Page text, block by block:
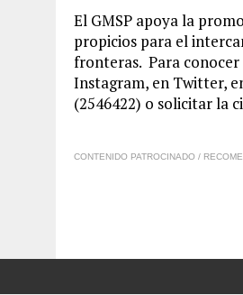
El GMSP apoya la
propicios para el
fronteras. Para
Instagram, en Twitter,
(2546422) o solicitar la
CONTENIDO PATROCINADO /